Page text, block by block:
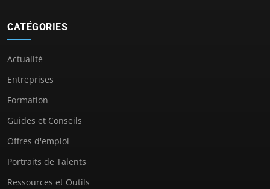
CATÉGORIES
Actualité
Entreprises
Formation
Guides et Conseils
Offres d'emploi
Portraits de Talents
Ressources et Outils